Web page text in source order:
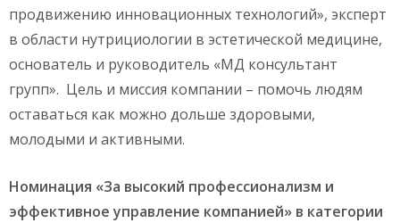
продви­жению инновационных технологий», экс­перт
в области нутрициологии в эстетиче­ской медицине,
основатель и руководитель «МД консультант
групп». Цель и миссия ком­пании – помочь лю­дям
оставаться как можно дольше здоро­выми,
молодыми и активными. ­
Номинация «За высокий профессионализм и
эффективное управление компанией» в категории